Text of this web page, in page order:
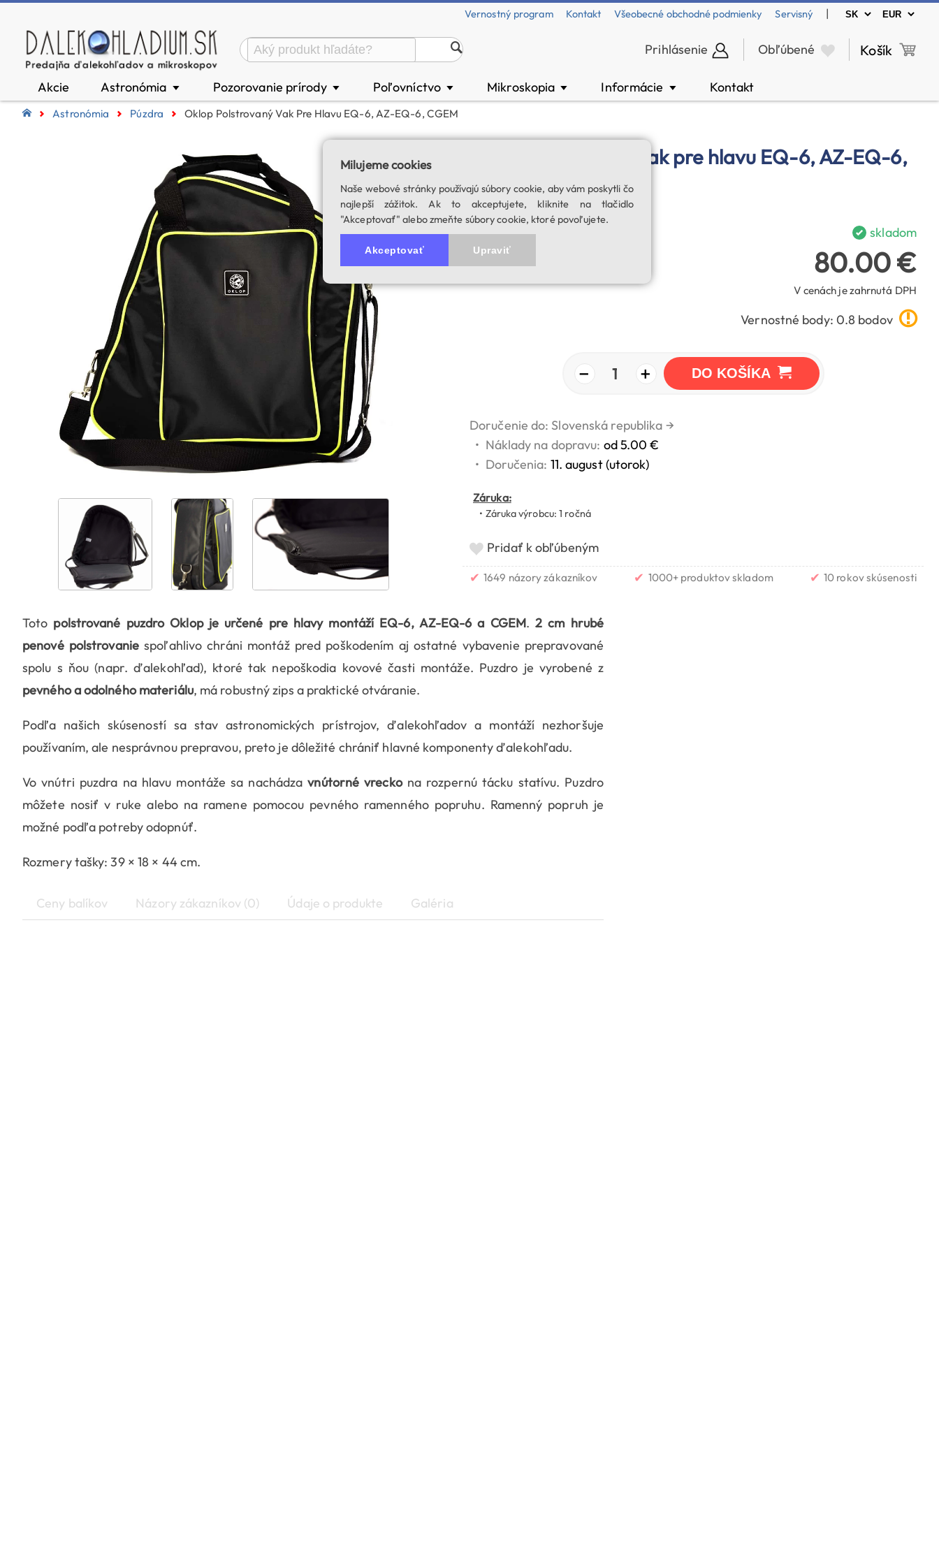
Vernostný program Kontakt Všeobecné obchodné podmienky Servisný |
Prihlásenie Obľúbené Košík
Akcie Astronómia ▼ Pozorovanie prírody ▼ Poľovníctvo ▼ Mikroskopia ▼ Informácie ▼ Kontakt
Astronómia Púzdra Oklop Polstrovaný Vak Pre Hlavu EQ-6, AZ-EQ-6, CGEM
Oklop polstrovaný vak pre hlavu EQ-6, AZ-EQ-6,
CGEM
SKU: 00326
skladom
80.00 €
V cenách je zahrnutá DPH
Vernostné body: 0.8 bodov
− 1 + DO KOŠÍKA
Doručenie do: Slovenská republika →
• Náklady na dopravu: od 5.00 €
• Doručenia: 11. august (utorok)
Záruka:
• Záruka výrobcu: 1 ročná
Pridať k obľúbeným
✔ 1649 názory zákazníkov ✔ 1000+ produktov skladom ✔ 10 rokov skúsenosti
Toto polstrované puzdro Oklop je určené pre hlavy montáží EQ-6, AZ-EQ-6 a CGEM.2 cm hrubé
penové polstrovaniespoľahlivo chráni montáž pred poškodením aj ostatné vybavenie prepravované
spolu s ňou (napr. ďalekohľad), ktoré tak nepoškodia kovové časti montáže. Puzdro je vyrobené z
pevného a odolného materiálu, má robustný zips a praktické otváranie.
Podľa našich skúseností sa stav astronomických prístrojov, ďalekohľadov a montáží nezhoršuje
používaním, ale nesprávnou prepravou, preto je dôležité chrániť hlavné komponenty ďalekohľadu.
Vo vnútri puzdra na hlavu montáže sa nachádzavnútorné vreckona rozpernú tácku statívu. Puzdro
môžete nosiť v ruke alebo na ramene pomocou pevného ramenného popruhu. Ramenný popruh je
možné podľa potreby odopnúť.
Rozmery tašky: 39 × 18 × 44 cm.
Ceny balíkov Názory zákazníkov (0) Údaje o produkte Galéria
Milujeme cookies
Naše webové stránky používajú súbory cookie, aby vám poskytli čo
najlepší zážitok. Ak to akceptujete, kliknite na tlačidlo
"Akceptovať" alebo zmeňte súbory cookie, ktoré povoľujete.
Akceptovať Upraviť